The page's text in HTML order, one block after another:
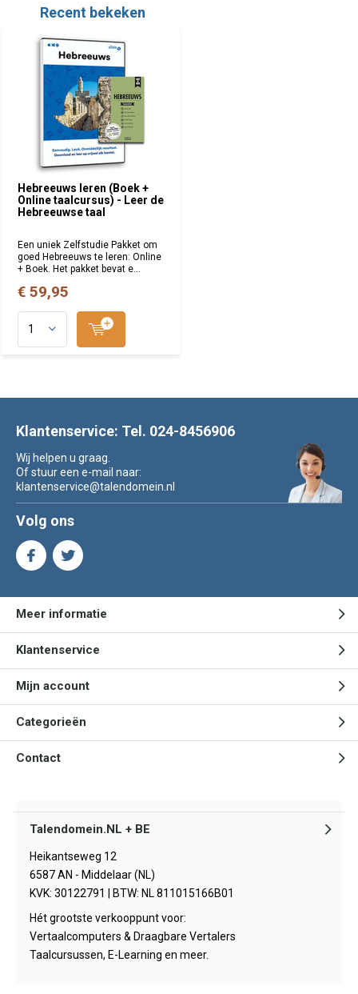
Recent bekeken
Hebreeuws leren (Boek +
Online taalcursus) - Leer de
Hebreeuwse taal
Een uniek Zelfstudie Pakket om
goed Hebreeuws te leren: Online
+ Boek. Het pakket bevat e...
€ 59,95
Klantenservice: Tel. 024-8456906
Wij helpen u graag.
Of stuur een e-mail naar:
klantenservice@talendomein.nl
Volg ons
Meer informatie
Klantenservice
Mijn account
Categorieën
Contact
Talendomein.NL + BE
Heikantseweg 12
6587 AN - Middelaar (NL)
KVK: 30122791 | BTW: NL 811015166B01
Hét grootste verkooppunt voor:
Vertaalcomputers & Draagbare Vertalers
Taalcursussen, E-Learning en meer.